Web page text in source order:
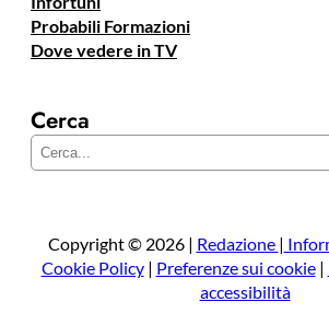
Probabili Formazioni
Dove vedere in TV
Cerca
e
a
Copyright © 2026 | Redazione |
Cookie Policy| Preferenze sui cookie|
accessibilità